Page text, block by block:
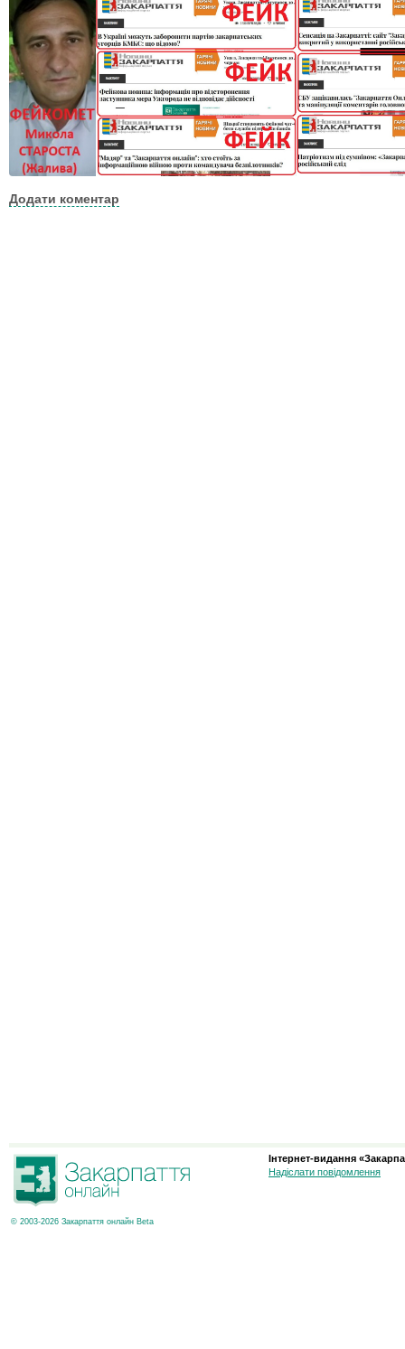
Додати коментар
© 2003-2026 Закарпаття онлайн Beta
Інтернет-видання
Надіслати повідомлення